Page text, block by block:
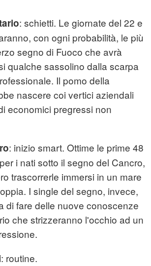
: schietti. Le giornate del 22 e
con ogni probabilità, le più
segno di Fuoco che avrà
qualche sassolino dalla scarpa
Il pomo della
nascere coi vertici aziendali
economici pregressi non
: inizio smart. Ottime le prime 48
i nati sotto il segno del Cancro,
trascorrerle immersi in un mare
I single del segno, invece,
di fare delle nuove conoscenze
che strizzeranno l'occhio ad un
: routine.